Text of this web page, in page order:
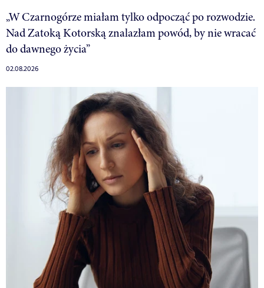
„W Czarnogórze miałam tylko odpocząć po rozwodzie.
Nad Zatoką Kotorską znalazłam powód, by nie wracać
do dawnego życia”
02.08.2026